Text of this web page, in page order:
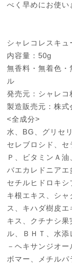
べく早めにお使い
シャレコレスキュ
内容量：50g
無香料・無着色
ル
発売元：シャレコ
製造販売元：株式
<全成分>
水、BG、グリセ
セレブロシド、セ
Ｐ、ビタミンＡ
バエカレドニア
セチルヒドロキ
キ根エキス、シ
ス、キハダ樹皮
キス、クチナシ
ル、ＢＨＴ、水
－ヘキサンジオ
ボマー、メチル